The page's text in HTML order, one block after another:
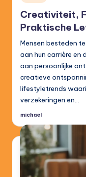
in
Creativiteit,
Praktische
Mensen besteden
aan hun carrière en
aan persoonlijke
creatieve
lifestyletrends
verzekeringen en…
Posted
by
michael